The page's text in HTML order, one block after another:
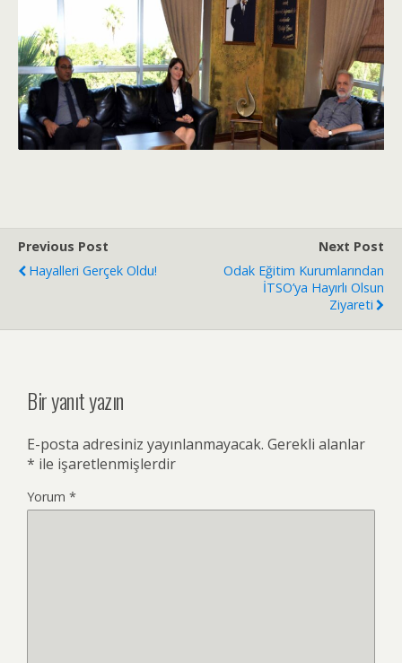
Previous Post
Hayalleri Gerçek Oldu!
Next Post
Odak Eğitim Kurumlarından
İTSO’ya Hayırlı Olsun
Ziyareti
Bir yanıt yazın
E-posta adresiniz yayınlanmayacak. Gerekli alanlar
* ile işaretlenmişlerdir
Yorum *